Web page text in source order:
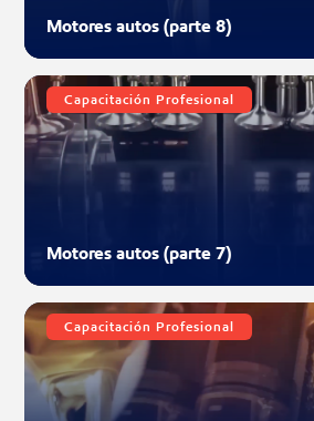
Motores autos (parte 8)
Capacitación Profesional
Motores autos (parte 7)
Capacitación Profesional